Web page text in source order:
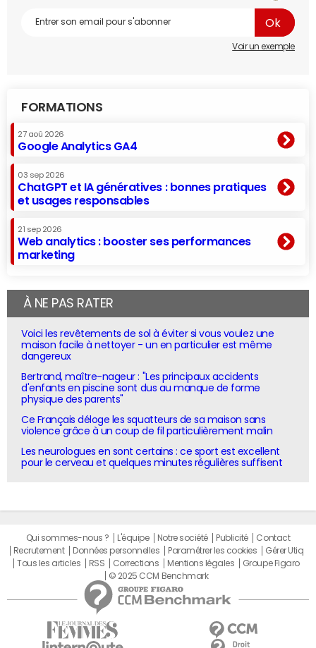
Voir un exemple
FORMATIONS
27 aoû 2026
Google Analytics GA4
03 sep 2026
ChatGPT et IA génératives : bonnes pratiques
et usages responsables
21 sep 2026
Web analytics : booster ses performances
marketing
À NE PAS RATER
Voici les revêtements de sol à éviter si vous voulez une
maison facile à nettoyer - un en particulier est même
dangereux
Bertrand, maître-nageur : "Les principaux accidents
d'enfants en piscine sont dus au manque de forme
physique des parents"
Ce Français déloge les squatteurs de sa maison sans
violence grâce à un coup de fil particulièrement malin
Les neurologues en sont certains : ce sport est excellent
pour le cerveau et quelques minutes régulières suffisent
Qui sommes-nous ? L'équipe Notre société Publicité
Contact
Recrutement
Données personnelles Paramétrer les cookies
Gérer Utiq
Tous les articles
RSS Corrections Mentions légales
Groupe Figaro
© 2025 CCM Benchmark